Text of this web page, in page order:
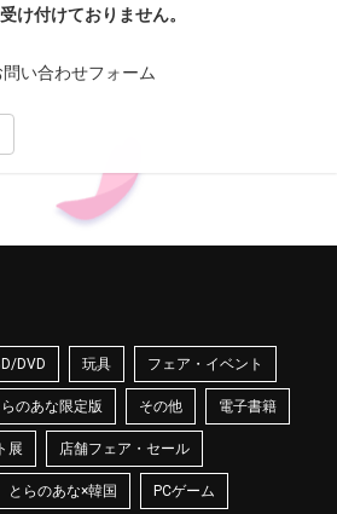
け付けておりません。
い合わせフォーム
DVD 玩具 フェア・イベント
らのあな限定版 その他 電子書籍
展 店舗フェア・セール
とらのあな×韓国 PCゲーム